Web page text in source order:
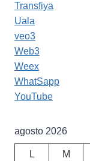
Transfiya
Uala
veo3
Web3
Weex
WhatSapp
YouTube
agosto 2026
L M